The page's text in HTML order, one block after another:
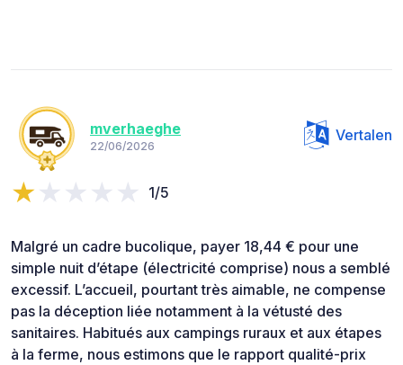
mverhaeghe
22/06/2026
Vertalen
1/5
Malgré un cadre bucolique, payer 18,44 € pour une
simple nuit d’étape (électricité comprise) nous a semblé
excessif. L’accueil, pourtant très aimable, ne compense
pas la déception liée notamment à la vétusté des
sanitaires. Habitués aux campings ruraux et aux étapes
à la ferme, nous estimons que le rapport qualité-prix